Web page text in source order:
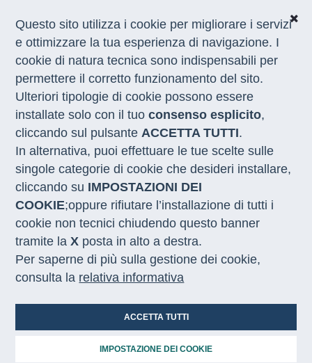
CHI SIAMO
COSA FACCIAMO
I NOSTRI SERVIZI
MEDIA
CON LE REGIONI
Home / Notizie / news inclusion day latina 28 5 26
INCLUSIONE SOCIALE E LAVORATIVA
25.05.2026
Inclusion Day Latina: 68
persone con disabilità e 25
aziende coinvolte
Questo sito utilizza i cookie per migliorare i servizi
e ottimizzare la tua esperienza di navigazione. I
cookie di natura tecnica sono indispensabili per
permettere il corretto funzionamento del sito.
Ulteriori tipologie di cookie possono essere
installate solo con il tuoconsenso esplicito,
cliccando sul pulsanteACCETTA TUTTI.
In alternativa, puoi effettuare le tue scelte sulle
singole categorie di cookie che desideri installare,
cliccando su IMPOSTAZIONI DEI
COOKIE;oppure rifiutare l’installazione di tutti i
cookie non tecnici chiudendo questo banner
tramite laX posta in alto a destra.
Per saperne di più sulla gestione dei cookie,
consulta la relativa informativa
ACCETTA TUTTI
IMPOSTAZIONE DEI COOKIE